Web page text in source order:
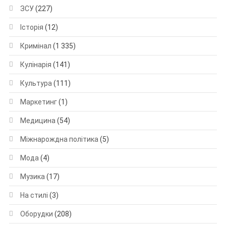
ЗСУ(227)
Історія (12)
Кримінал (1 335)
Кулінарія (141)
Культура (111)
Маркетинг(1)
Медицина (54)
Міжнарождна політика (5)
Мода (4)
Музика (17)
На стилі (3)
Оборудки (208)